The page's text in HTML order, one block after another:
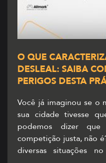
O QUE
DESLEAL: SAIBA
PERIGOS DESTA
Você já imaginou se o
sua cidade tivesse
podemos dizer
competição justa, não
diversas situações